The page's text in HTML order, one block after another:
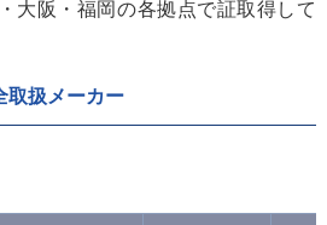
大阪・福岡の各拠点で証取得して
取扱メーカー